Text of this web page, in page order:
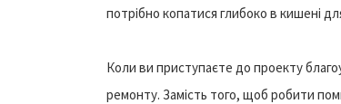
потрібно копатися глибоко в кишені
Коли ви приступаєте до проекту
ремонту. Замість того, щоб робити